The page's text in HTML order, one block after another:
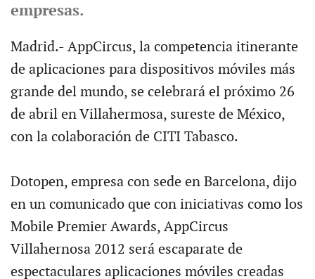
empresas.
Madrid.- AppCircus, la competencia itinerante
de aplicaciones para dispositivos móviles más
grande del mundo, se celebrará el próximo 26
de abril en Villahermosa, sureste de México,
con la colaboración de CITI Tabasco.
Dotopen, empresa con sede en Barcelona, dijo
en un comunicado que con iniciativas como los
Mobile Premier Awards, AppCircus
Villahernosa 2012 será escaparate de
espectaculares aplicaciones móviles creadas